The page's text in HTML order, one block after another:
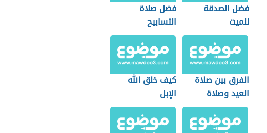
فضل الصدقة
للميت
فضل صلاة
التسابيح
الفرق بين صلاة
العيد وصلاة
الجمعة
كيف خلق الله
الإبل